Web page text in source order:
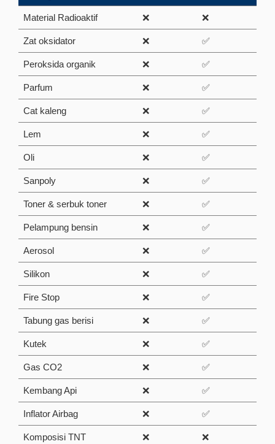
Material Radioaktif ❌ ❌
Zat oksidator ❌ ✅
Peroksida organik ❌ ✅
Parfum ❌ ✅
Cat kaleng ❌ ✅
Lem ❌ ✅
Oli ❌ ✅
Sanpoly ❌ ✅
Toner & serbuk toner ❌ ✅
Pelampung bensin ❌ ✅
Aerosol ❌ ✅
Silikon ❌ ✅
Fire Stop ❌ ✅
Tabung gas berisi ❌ ✅
Kutek ❌ ✅
Gas CO2 ❌ ✅
Kembang Api ❌ ✅
Inflator Airbag ❌ ✅
Komposisi TNT ❌ ❌